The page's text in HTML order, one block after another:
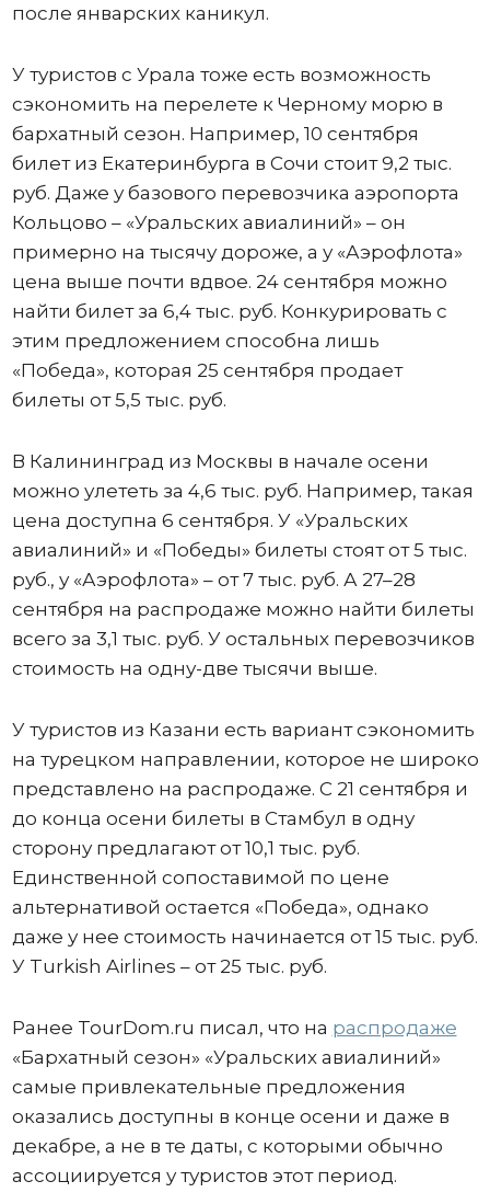
после январских каникул.
У туристов с Урала тоже есть возможность
сэкономить на перелете к Черному морю в
бархатный сезон. Например, 10 сентября
билет из Екатеринбурга в Сочи стоит 9,2 тыс.
руб. Даже у базового перевозчика аэропорта
Кольцово – «Уральских авиалиний» – он
примерно на тысячу дороже, а у «Аэрофлота»
цена выше почти вдвое. 24 сентября можно
найти билет за 6,4 тыс. руб. Конкурировать с
этим предложением способна лишь
«Победа», которая 25 сентября продает
билеты от 5,5 тыс. руб.
В Калининград из Москвы в начале осени
можно улететь за 4,6 тыс. руб. Например, такая
цена доступна 6 сентября. У «Уральских
авиалиний» и «Победы» билеты стоят от 5 тыс.
руб., у «Аэрофлота» – от 7 тыс. руб. А 27–28
сентября на распродаже можно найти билеты
всего за 3,1 тыс. руб. У остальных перевозчиков
стоимость на одну-две тысячи выше.
У туристов из Казани есть вариант сэкономить
на турецком направлении, которое не широко
представлено на распродаже. С 21 сентября и
до конца осени билеты в Стамбул в одну
сторону предлагают от 10,1 тыс. руб.
Единственной сопоставимой по цене
альтернативой остается «Победа», однако
даже у нее стоимость начинается от 15 тыс. руб.
У Turkish Airlines – от 25 тыс. руб.
Ранее TourDom.ru писал, что на распродаже
«Бархатный сезон» «Уральских авиалиний»
самые привлекательные предложения
оказались доступны в конце осени и даже в
декабре, а не в те даты, с которыми обычно
ассоциируется у туристов этот период.